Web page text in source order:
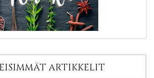
ARTIKKELIT